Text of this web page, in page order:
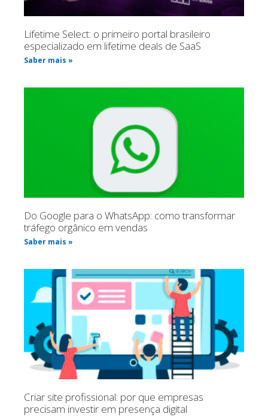
Lifetime Select: o primeiro portal brasileiro
especializado em lifetime deals de SaaS
Saber mais »
Do Google para o WhatsApp: como transformar
tráfego orgânico em vendas
Saber mais »
Criar site profissional: por que empresas
precisam investir em presença digital